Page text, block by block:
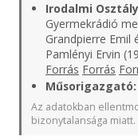
Irodalmi
Gyermekrádió
Grandpierre Emil
Pamlényi Ervin
Forrás Forrás
Műsorigazgató:
Az adatokban
bizonytalansága miatt.